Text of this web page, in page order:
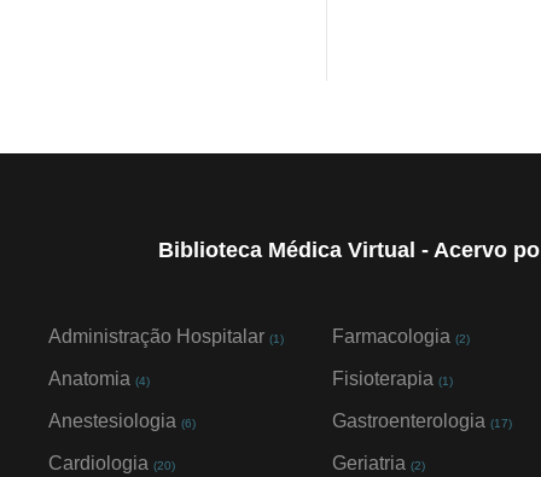
Biblioteca Médica Virtual - Acervo
Administração Hospitalar (1)
Anatomia (4)
Anestesiologia (6)
Cardiologia (20)
Farmacologia (2)
Fisioterapia (1)
Gastroenterologia (17)
Geriatria (2)